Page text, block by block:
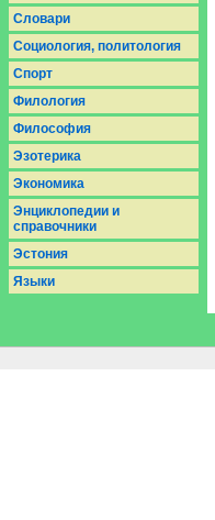
Словари
Социология, политология
Спорт
Филология
Философия
Эзотерика
Экономика
Энциклопедии и
справочники
Эстония
Языки